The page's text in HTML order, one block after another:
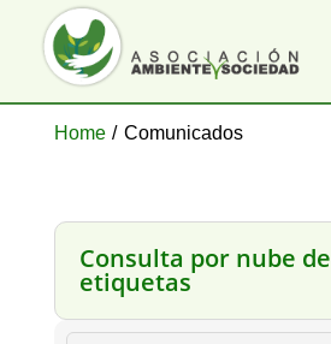
Home / Comunicados
Consulta por nube de
etiquetas